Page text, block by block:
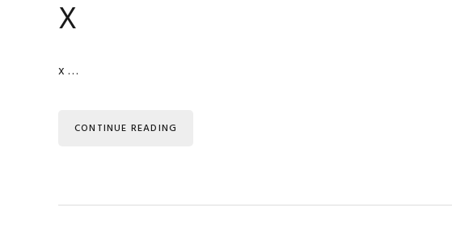
x
x …
CONTINUE READING